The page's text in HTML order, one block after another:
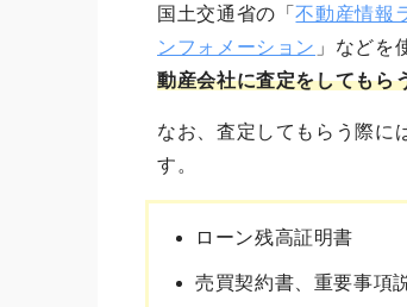
国土交通省の「不動産情報
ンフォメーション 」などを
動産会社に査定をしてもら
なお、査定してもらう際に
す。
ローン残高証明書
売買契約書、重要事項